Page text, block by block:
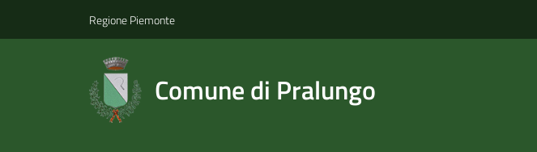
Regione Piemonte
Comune di Pralungo